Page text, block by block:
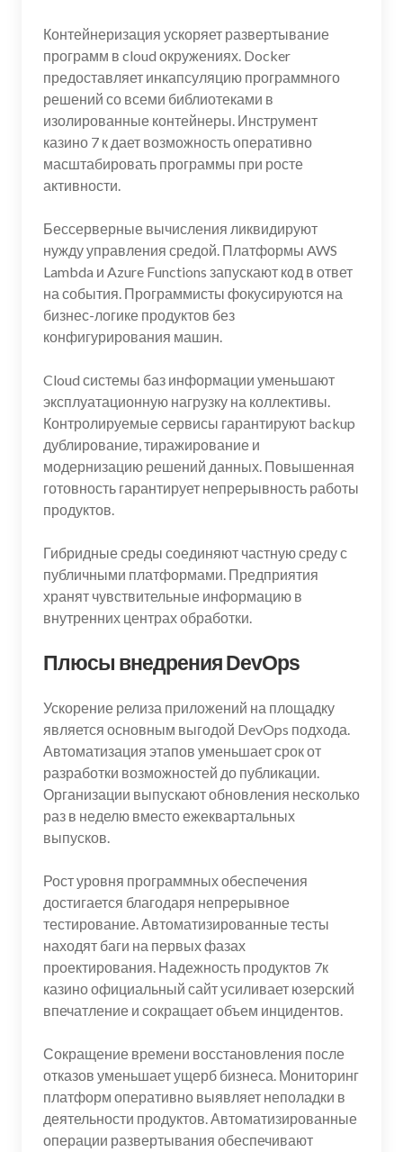
Контейнеризация ускоряет развертывание
программ в cloud окружениях. Docker
предоставляет инкапсуляцию программного
решений со всеми библиотеками в
изолированные контейнеры. Инструмент
казино 7 к дает возможность оперативно
масштабировать программы при росте
активности.
Бессерверные вычисления ликвидируют
нужду управления средой. Платформы AWS
Lambda и Azure Functions запускают код в ответ
на события. Программисты фокусируются на
бизнес-логике продуктов без
конфигурирования машин.
Cloud системы баз информации уменьшают
эксплуатационную нагрузку на коллективы.
Контролируемые сервисы гарантируют backup
дублирование, тиражирование и
модернизацию решений данных. Повышенная
готовность гарантирует непрерывность работы
продуктов.
Гибридные среды соединяют частную среду с
публичными платформами. Предприятия
хранят чувствительные информацию в
внутренних центрах обработки.
Плюсы внедрения DevOps
Ускорение релиза приложений на площадку
является основным выгодой DevOps подхода.
Автоматизация этапов уменьшает срок от
разработки возможностей до публикации.
Организации выпускают обновления несколько
раз в неделю вместо ежеквартальных
выпусков.
Рост уровня программных обеспечения
достигается благодаря непрерывное
тестирование. Автоматизированные тесты
находят баги на первых фазах
проектирования. Надежность продуктов 7к
казино официальный сайт усиливает юзерский
впечатление и сокращает объем инцидентов.
Сокращение времени восстановления после
отказов уменьшает ущерб бизнеса. Мониторинг
платформ оперативно выявляет неполадки в
деятельности продуктов. Автоматизированные
операции развертывания обеспечивают